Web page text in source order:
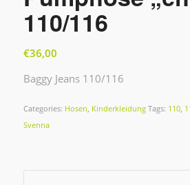
110/116
€36,00
Baggy Jeans 110/116
Categories: Hosen, Kinderkleidung Tags: 110,
Svenna